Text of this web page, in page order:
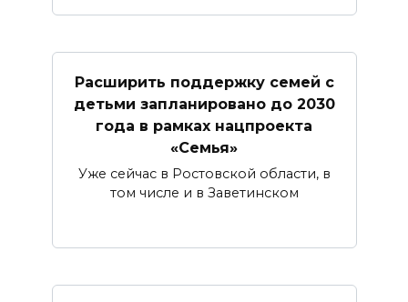
Расширить поддержку семей с
детьми запланировано до 2030
года в рамках нацпроекта
«Семья»
Уже сейчас в Ростовской области, в
том числе и в Заветинском